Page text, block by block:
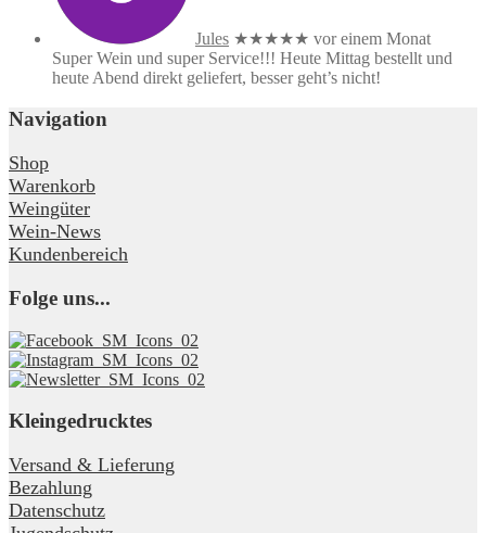
Jules ★★★★★ vor einem Monat
Super Wein und super Service!!! Heute Mittag bestellt und
heute Abend direkt geliefert, besser geht’s nicht!
Navigation
Shop
Warenkorb
Weingüter
Wein-News
Kundenbereich
Folge uns...
Kleingedrucktes
Versand & Lieferung
Bezahlung
Datenschutz